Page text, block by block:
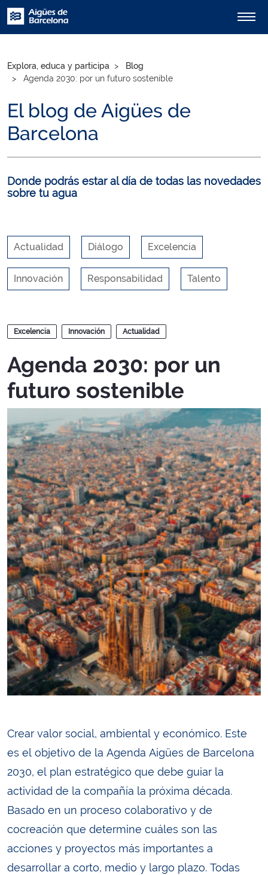
Explora, educa y participa
Blog
Agenda 2030: por un futuro sostenible
El blog de Aigües de
Barcelona
Donde podrás estar al día de todas las novedades
sobre tu agua
Actualidad Diálogo Excelencia
Innovación Responsabilidad Talento
Blogs
Excelencia Innovación Actualidad
Agenda 2030: por un
futuro sostenible
Crear valor social, ambiental y económico. Este
es el objetivo de la Agenda Aigües de Barcelona
2030, el plan estratégico que debe guiar la
actividad de la compañía la próxima década.
Basado en un proceso colaborativo y de
cocreación que determine cuáles son las
acciones y proyectos más importantes a
desarrollar a corto, medio y largo plazo. Todas